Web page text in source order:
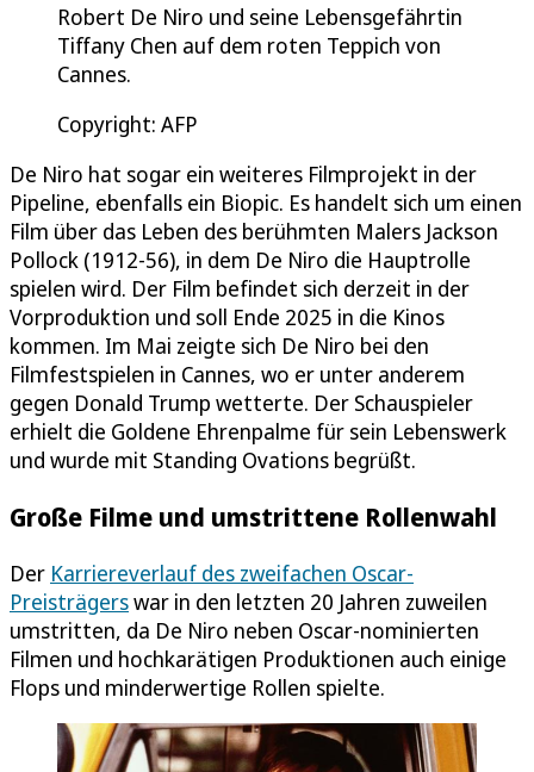
Robert De Niro und seine Lebensgefährtin
Tiffany Chen auf dem roten Teppich von
Cannes.
Copyright: AFP
De Niro hat sogar ein weiteres Filmprojekt in der
Pipeline, ebenfalls ein Biopic. Es handelt sich um einen
Film über das Leben des berühmten Malers Jackson
Pollock (1912-56), in dem De Niro die Hauptrolle
spielen wird. Der Film befindet sich derzeit in der
Vorproduktion und soll Ende 2025 in die Kinos
kommen. Im Mai zeigte sich De Niro bei den
Filmfestspielen in Cannes, wo er unter anderem
gegen Donald Trump wetterte. Der Schauspieler
erhielt die Goldene Ehrenpalme für sein Lebenswerk
und wurde mit Standing Ovations begrüßt.
Große Filme und umstrittene Rollenwahl
Der Karriereverlauf des zweifachen Oscar-
Preisträgerswar in den letzten 20 Jahren zuweilen
umstritten, da De Niro neben Oscar-nominierten
Filmen und hochkarätigen Produktionen auch einige
Flops und minderwertige Rollen spielte.